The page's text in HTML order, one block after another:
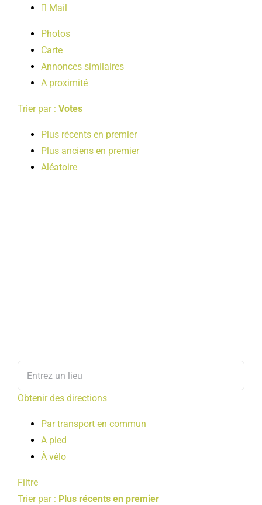
LOISIRS
PUBLICATIONS
Mail
Photos
Carte
Annonces similaires
A proximité
Trier par : Votes
Plus récents en premier
Plus anciens en premier
Aléatoire
Obtenir des directions
Par transport en commun
A pied
À vélo
Filtre
Trier par : Plus récents en premier